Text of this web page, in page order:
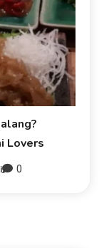
Lovers
0